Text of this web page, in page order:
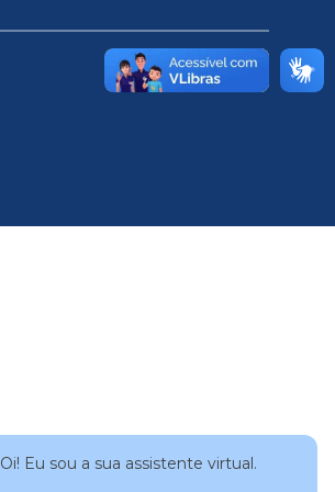
Oi! Eu sou a sua assistente virtual.